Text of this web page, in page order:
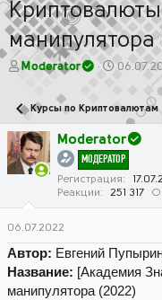
А
о
р
т
е
Moderator
Д
а
а
ч
а
л
а
Курсы по Криптовалютам
Moderator
МОДЕРАТОР
Регистрация
Реакции
251 317
06.07.2022
Автор: Евгений
Название: [Академия
манипулятора (2022)